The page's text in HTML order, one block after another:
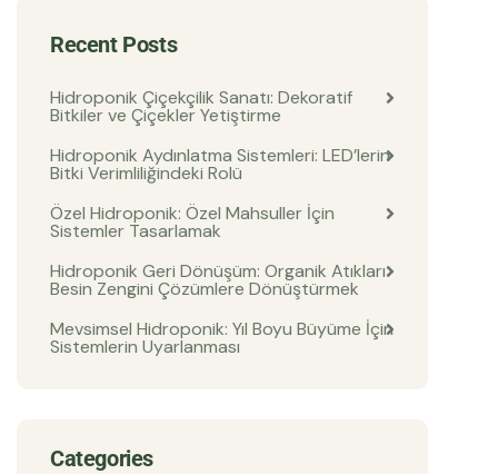
Recent Posts
Hidroponik Çiçekçilik Sanatı: Dekoratif
Bitkiler ve Çiçekler Yetiştirme
Hidroponik Aydınlatma Sistemleri: LED’lerin
Bitki Verimliliğindeki Rolü
Özel Hidroponik: Özel Mahsuller İçin
Sistemler Tasarlamak
Hidroponik Geri Dönüşüm: Organik Atıkları
Besin Zengini Çözümlere Dönüştürmek
Mevsimsel Hidroponik: Yıl Boyu Büyüme İçin
Sistemlerin Uyarlanması
Categories